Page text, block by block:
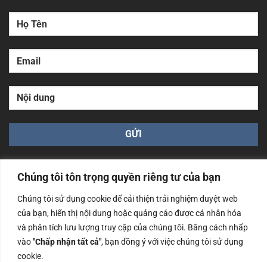
Chúng tôi tôn trọng quyền riêng tư của bạn
Chúng tôi sử dụng cookie để cải thiện trải nghiệm duyệt web
của bạn, hiển thị nội dung hoặc quảng cáo được cá nhân hóa
và phân tích lưu lượng truy cập của chúng tôi. Bằng cách nhấp
vào"Chấp nhận tất cả", bạn đồng ý với việc chúng tôi sử dụng
cookie.
Công ty TNHH Nam Bình Xương - Số ĐKKD: 0108783483
cấp ngày 14/06/2019 bởi Sở Kế Hoạch và Đầu Tư Tp. Hà
Nội